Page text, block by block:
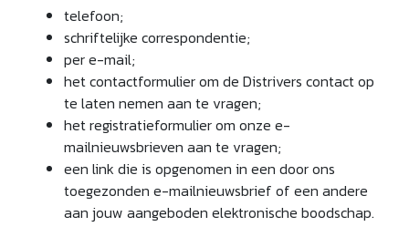
telefoon;
schriftelijke correspondentie;
per e-mail;
het contactformulier om de Distrivers contact op
te laten nemen aan te vragen;
het registratieformulier om onze e-
mailnieuwsbrieven aan te vragen;
een link die is opgenomen in een door ons
toegezonden e-mailnieuwsbrief of een andere
aan jouw aangeboden elektronische boodschap.